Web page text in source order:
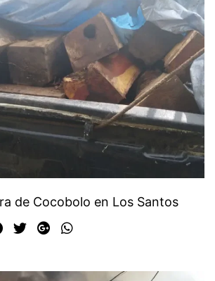
de Cocobolo en Los Santos